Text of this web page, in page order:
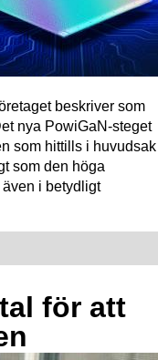
beskriver som
nya PowiGaN-steget
som hittills i huvudsak
som den höga
i betydligt
för att